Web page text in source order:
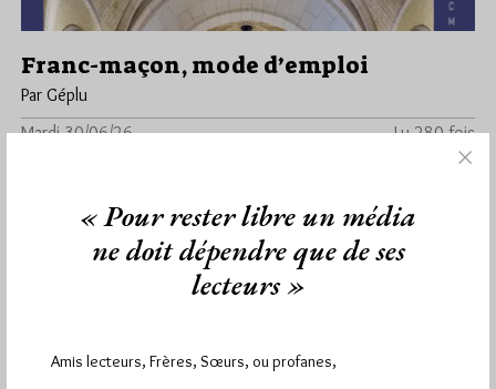
Franc-maçon, mode d’emploi
Par Géplu
Mardi 30/06/26
Lu 280 fois
. Un premier pas vers l’initiation, sans détour ni mystère inutile,
profane. La…
Edition 2 commentaires
« Pour rester libre un média
ne doit dépendre que de ses
lecteurs »
Amis lecteurs, Frères, Sœurs, ou profanes,